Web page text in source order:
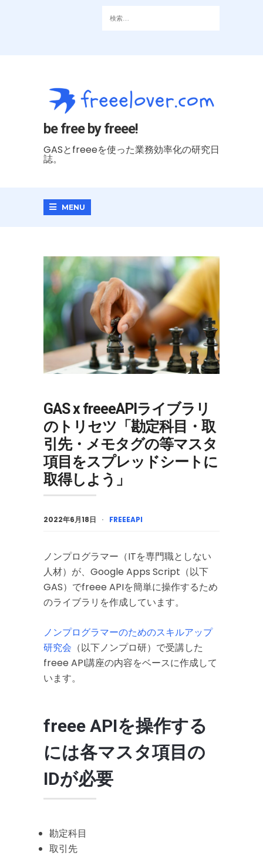
be free by freee!
GASとfreeeを使った業務効率化の研究日
誌。
MENU
GAS x freeeAPIライブラリ
のトリセツ「勘定科目・取
引先・メモタグの等マスタ
項目をスプレッドシートに
取得しよう」
2022年6月18日 FREEEAPI
ノンプログラマー（ITを専門職としない
人材）が、Google Apps Script（以下
GAS）でfreee APIを簡単に操作するため
のライブラリを作成しています。
ノンプログラマーのためのスキルアップ
研究会 （以下ノンプロ研）で受講した
freee API講座の内容をベースに作成して
います。
freee APIを操作する
には各マスタ項目の
IDが必要
勘定科目
取引先